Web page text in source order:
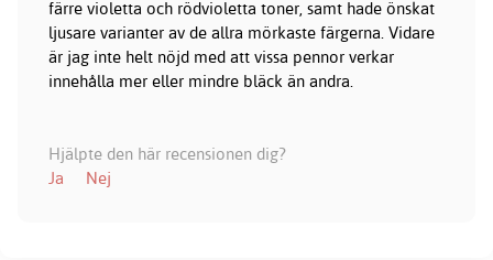
färre violetta och rödvioletta toner, samt hade önskat
ljusare varianter av de allra mörkaste färgerna. Vidare
är jag inte helt nöjd med att vissa pennor verkar
innehålla mer eller mindre bläck än andra.
Hjälpte den här recensionen dig?
Ja
Nej